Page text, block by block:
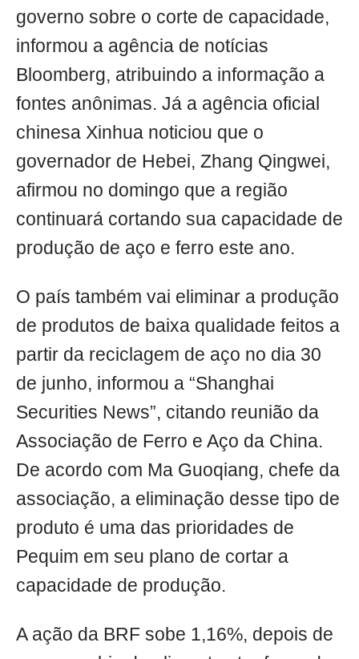
governo sobre o corte de capacidade,
informou a agência de notícias
Bloomberg, atribuindo a informação a
fontes anônimas. Já a agência oficial
chinesa Xinhua noticiou que o
governador de Hebei, Zhang Qingwei,
afirmou no domingo que a região
continuará cortando sua capacidade de
produção de aço e ferro este ano.
O país também vai eliminar a produção
de produtos de baixa qualidade feitos a
partir da reciclagem de aço no dia 30
de junho, informou a “Shanghai
Securities News”, citando reunião da
Associação de Ferro e Aço da China.
De acordo com Ma Guoqiang, chefe da
associação, a eliminação desse tipo de
produto é uma das prioridades de
Pequim em seu plano de cortar a
capacidade de produção.
A ação da BRF sobe 1,16%, depois de